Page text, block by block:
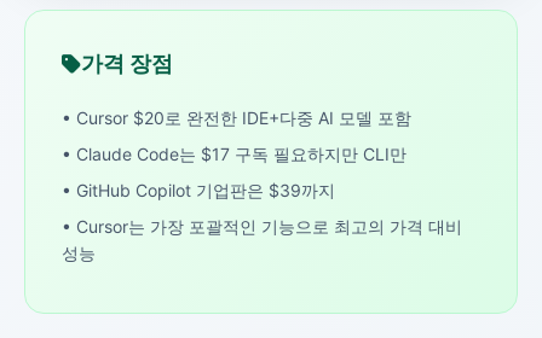
가격 장점
• Cursor $20로 완전한 IDE+다중 AI 모델 포함
• Claude Code는 $17 구독 필요하지만 CLI만
• GitHub Copilot 기업판은 $39까지
• Cursor는 가장 포괄적인 기능으로 최고의 가격 대비
성능